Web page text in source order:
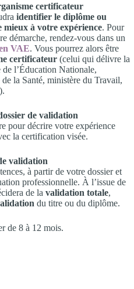
certificateur
identifier le diplôme ou
à votre expérience. Pour
démarche, rendez-vous dans un
VAE. Vous pourrez alors être
certificateur (celui qui délivre la
l’Éducation Nationale,
la Santé, ministère du Travail,
de validation
pour décrire votre expérience
la certification visée.
validation
à partir de votre dossier et
professionnelle. À l’issue de
de la validation totale,
du titre ou du diplôme.
de 8 à 12 mois.